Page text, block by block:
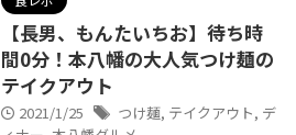
【長男、もんたいちお】待ち時
間0分！本八幡の大人気つけ麺の
テイクアウト
2021/1/25 つけ麺, テイクアウト, デ